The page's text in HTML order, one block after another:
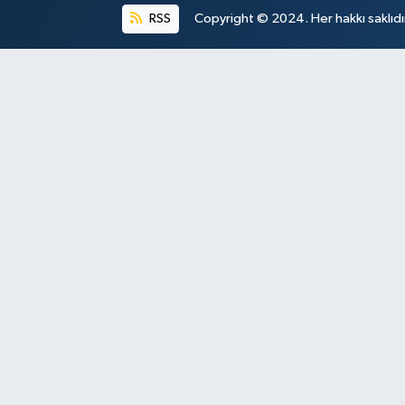
RSS Copyright © 2024. Her hakkı